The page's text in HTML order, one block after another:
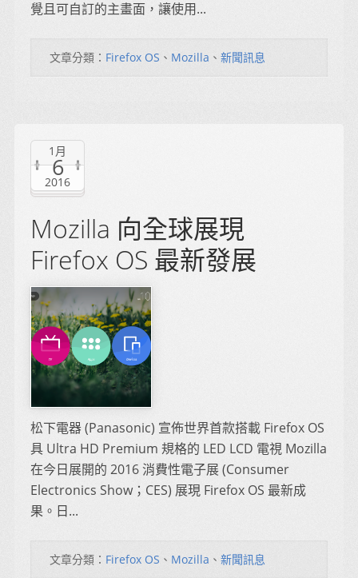
覺且可自訂的主畫面，讓使用...
文章分類： Firefox OS 、 Mozilla 、 新聞訊息
1月
6
2016
Mozilla 向全球展現
Firefox OS 最新發展
松下電器 (Panasonic) 宣佈世界首款搭載 Firefox OS
具 Ultra HD Premium 規格的 LED LCD 電視 Mozilla
在今日展開的 2016 消費性電子展 (Consumer
Electronics Show；CES) 展現 Firefox OS 最新成
果。日...
文章分類： Firefox OS 、 Mozilla 、 新聞訊息